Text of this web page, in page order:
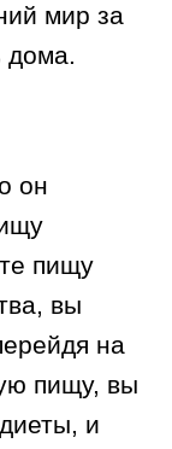
мир за
дома.
он
пищу
вы
на
пищу, вы
и